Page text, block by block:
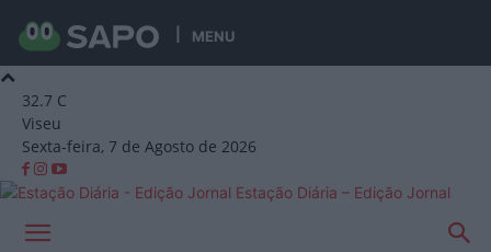
MENU
32.7 C
Viseu
Sexta-feira, 7 de Agosto de 2026
Estação Diária – Edição Jornal